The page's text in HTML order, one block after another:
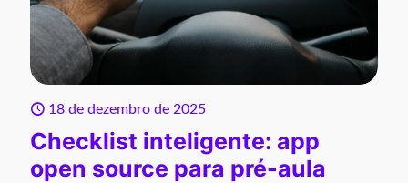
18 de dezembro de 2025
Checklist inteligente: app
open source para pré-aula